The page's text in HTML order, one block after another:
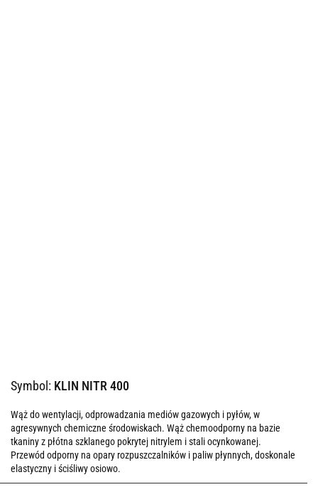
Symbol: KLIN NITR 400
Wąż do wentylacji, odprowadzania mediów gazowych i pyłów, w
agresywnych chemiczne środowiskach. Wąż chemoodporny na bazie
tkaniny z płótna szklanego pokrytej nitrylem i stali ocynkowanej.
Przewód odporny na opary rozpuszczalników i paliw płynnych, doskonale
elastyczny i ściśliwy osiowo.